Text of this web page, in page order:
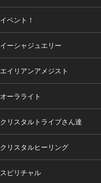
イベント！
イーシャジュエリー
エイリアンアメジスト
オーラライト
クリスタルトライブさん達
クリスタルヒーリング
スピリチャル